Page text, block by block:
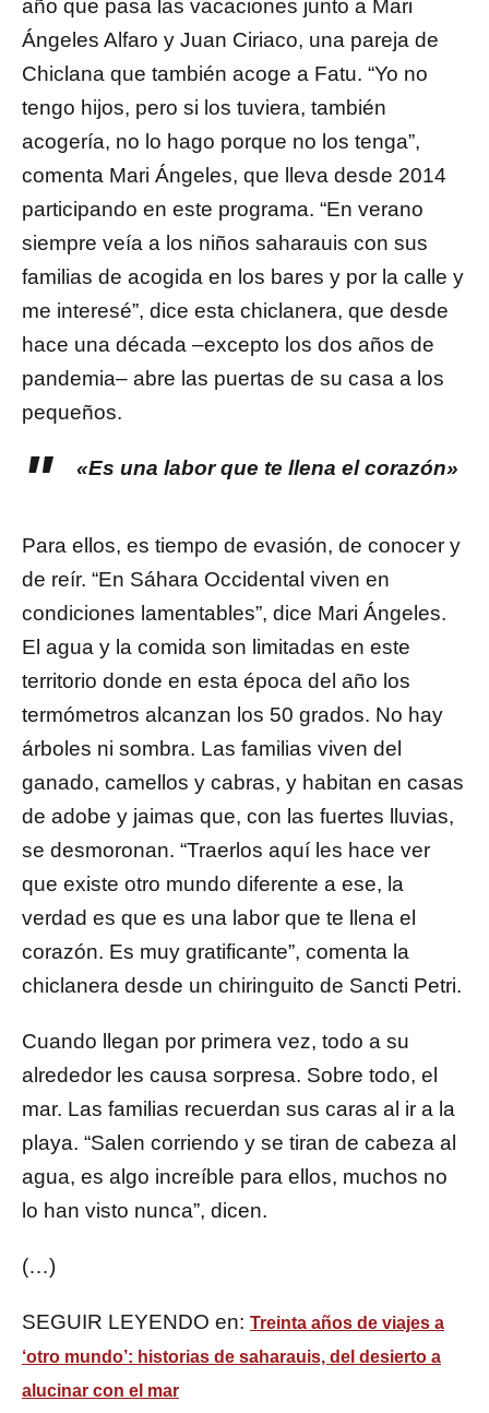
año que pasa las vacaciones junto a Mari
Ángeles Alfaro y Juan Ciriaco, una pareja de
Chiclana que también acoge a Fatu. “Yo no
tengo hijos, pero si los tuviera, también
acogería, no lo hago porque no los tenga”,
comenta Mari Ángeles, que lleva desde 2014
participando en este programa. “En verano
siempre veía a los niños saharauis con sus
familias de acogida en los bares y por la calle y
me interesé”, dice esta chiclanera, que desde
hace una década –excepto los dos años de
pandemia– abre las puertas de su casa a los
pequeños.
«Es una labor que te llena el corazón»
Para ellos, es tiempo de evasión, de conocer y
de reír. “En Sáhara Occidental viven en
condiciones lamentables”, dice Mari Ángeles.
El agua y la comida son limitadas en este
territorio donde en esta época del año los
termómetros alcanzan los 50 grados. No hay
árboles ni sombra. Las familias viven del
ganado, camellos y cabras, y habitan en casas
de adobe y jaimas que, con las fuertes lluvias,
se desmoronan. “Traerlos aquí les hace ver
que existe otro mundo diferente a ese, la
verdad es que es una labor que te llena el
corazón. Es muy gratificante”, comenta la
chiclanera desde un chiringuito de Sancti Petri.
Cuando llegan por primera vez, todo a su
alrededor les causa sorpresa. Sobre todo, el
mar. Las familias recuerdan sus caras al ir a la
playa. “Salen corriendo y se tiran de cabeza al
agua, es algo increíble para ellos, muchos no
lo han visto nunca”, dicen.
(…)
SEGUIR LEYENDO en: Treinta años de viajes a
‘otro mundo’: historias de saharauis, del desierto a
alucinar con el mar